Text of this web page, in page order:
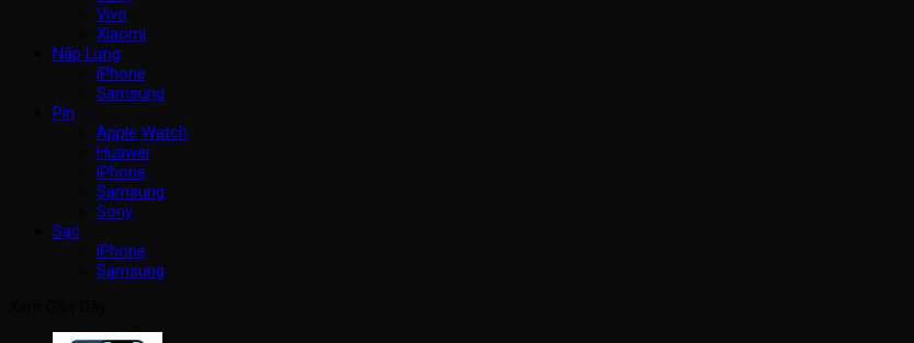
Vivo
Xiaomi
Nắp Lưng
iPhone
Samsung
Pin
Apple Watch
Huawei
iPhone
Samsung
Sony
Sạc
iPhone
Samsung